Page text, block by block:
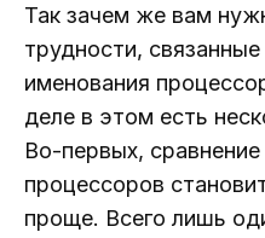
Так зачем же вам
трудности,
именования
деле в этом есть
Во-первых,
процессоров
проще. Всего лишь